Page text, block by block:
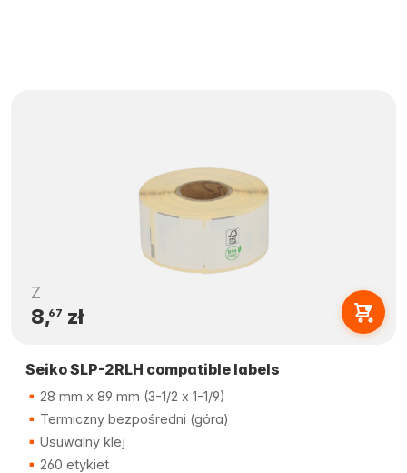
Z
8,67 zł
Seiko SLP-2RLH compatible labels
28 mm x 89 mm (3-1/2 x 1-1/9)
Termiczny bezpośredni (góra)
Usuwalny klej
260 etykiet